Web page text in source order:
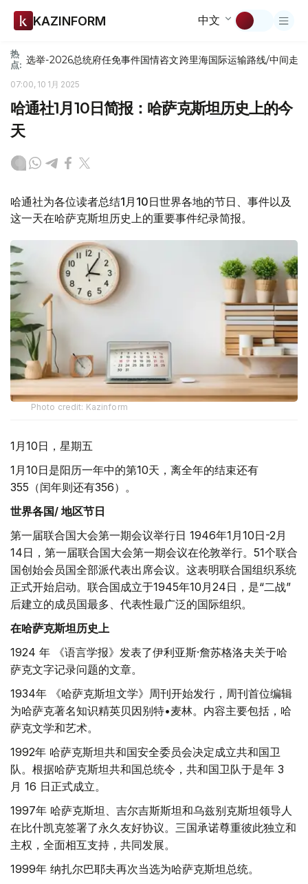
KAZINFORM 中文
热
点: 选举-2026总统府任免事件国情咨文跨里海国际运输路线/中间走廊
07:00, 10 1月 2025
哈通社1月10日简报：哈萨克斯坦历史上的今
天
哈通社为各位读者总结1月10日世界各地的节日、事件以及
这一天在哈萨克斯坦历史上的重要事件纪录简报。
Photo credit: Kazinform
1月10日，星期五
1月10日是阳历一年中的第10天，离全年的结束还有
355（闰年则还有356）。
世界各国/ 地区节日
第一届联合国大会第一期会议举行日 1946年1月10日-2月
14日，第一届联合国大会第一期会议在伦敦举行。51个联合
国创始会员国全部派代表出席会议。这表明联合国组织系统
正式开始启动。联合国成立于1945年10月24日，是“二战”
后建立的成员国最多、代表性最广泛的国际组织。
在哈萨克斯坦历史上
1924 年 《语言学报》发表了伊利亚斯·詹苏格洛夫关于哈
萨克文字记录问题的文章。
1934年 《哈萨克斯坦文学》周刊开始发行，周刊首位编辑
为哈萨克著名知识精英贝因别特•麦林。内容主要包括，哈
萨克文学和艺术。
1992年 哈萨克斯坦共和国安全委员会决定成立共和国卫
队。根据哈萨克斯坦共和国总统令，共和国卫队于是年 3
月 16 日正式成立。
1997年 哈萨克斯坦、吉尔吉斯斯坦和乌兹别克斯坦领导人
在比什凯克签署了永久友好协议。三国承诺尊重彼此独立和
主权，全面相互支持，共同发展。
1999年 纳扎尔巴耶夫再次当选为哈萨克斯坦总统。